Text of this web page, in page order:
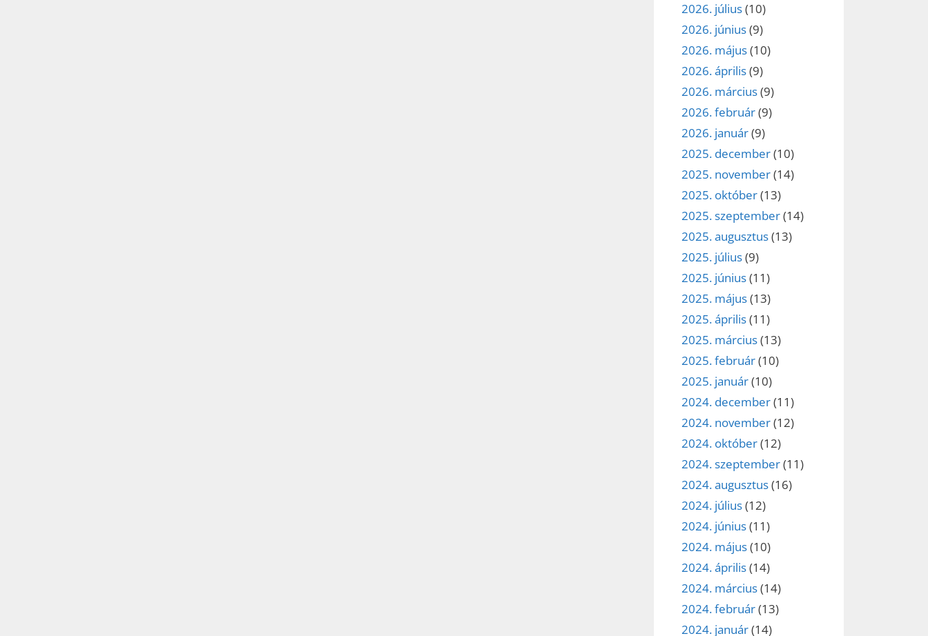
2026. július(10)
2026. június(9)
2026. május(10)
2026. április(9)
2026. március(9)
2026. február(9)
2026. január(9)
2025. december(10)
2025. november(14)
2025. október(13)
2025. szeptember(14)
2025. augusztus(13)
2025. július(9)
2025. június(11)
2025. május(13)
2025. április(11)
2025. március(13)
2025. február(10)
2025. január(10)
2024. december(11)
2024. november(12)
2024. október(12)
2024. szeptember(11)
2024. augusztus(16)
2024. július(12)
2024. június(11)
2024. május(10)
2024. április(14)
2024. március(14)
2024. február(13)
2024. január(14)